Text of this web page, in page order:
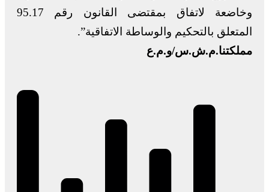
وخاضعة لاتفاق بمقتضى القانون رقم 95.17
المتعلق بالتحكيم والوساطة الاتفاقية”.
مملكتنا.م.ش.س/و.م.ع